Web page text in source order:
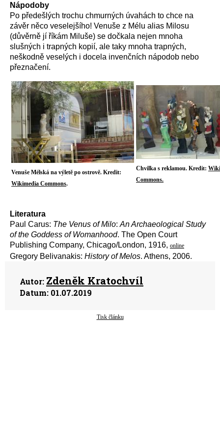
Nápodoby
Po předešlých trochu chmurných úvahách to chce na
závěr něco veselejšího! Venuše z Mélu alias Milosu
(důvěrně jí říkám Miluše) se dočkala nejen mnoha
slušných i trapných kopií, ale taky mnoha trapných,
neškodně veselých i docela invenčních nápodob nebo
přeznačení.
Venuše Mélská na výletě po ostrově. Kredit:
Wikimedia Commons.
Chvilka s reklamou. Kredit:
Commons.
Literatura
Paul Carus: The Venus of Milo: An Archaeological Study
of the Goddess of Womanhood. The Open Court
Publishing Company, Chicago/London, 1916, online
Gregory Belivanakis: History of Melos. Athens, 2006.
Autor: Zdeněk Kratochvíl
Datum: 01.07.2019
Tisk článku